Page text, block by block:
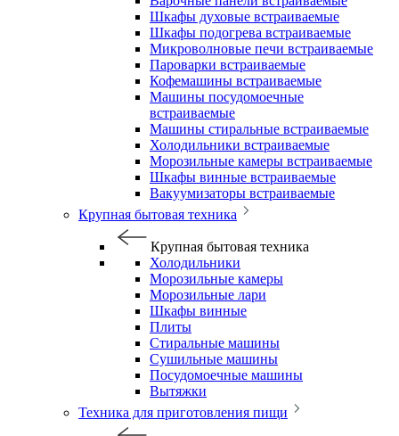
Шкафы духовые встраиваемые
Шкафы подогрева встраиваемые
Микроволновые печи встраиваемые
Пароварки встраиваемые
Кофемашины встраиваемые
Машины посудомоечные
встраиваемые
Машины стиральные встраиваемые
Холодильники встраиваемые
Морозильные камеры встраиваемые
Шкафы винные встраиваемые
Вакуумизаторы встраиваемые
Крупная бытовая техника
Крупная бытовая техника
Холодильники
Морозильные камеры
Морозильные лари
Шкафы винные
Плиты
Стиральные машины
Сушильные машины
Посудомоечные машины
Вытяжки
Техника для приготовления пищи